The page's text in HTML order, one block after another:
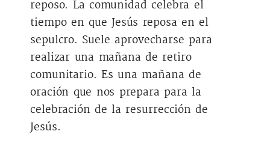
reposo. La comunidad celebra el
tiempo en que Jesús reposa en el
sepulcro. Suele aprovecharse para
realizar una mañana de retiro
comunitario. Es una mañana de
oración que nos prepara para la
celebración de la resurrección de
Jesús.